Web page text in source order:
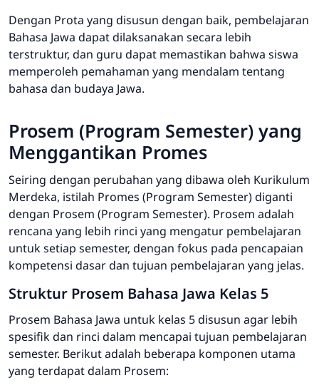
Dengan Prota yang disusun dengan baik, pembelajaran
Bahasa Jawa dapat dilaksanakan secara lebih
terstruktur, dan guru dapat memastikan bahwa siswa
memperoleh pemahaman yang mendalam tentang
bahasa dan budaya Jawa.
Prosem (Program Semester) yang
Menggantikan Promes
Seiring dengan perubahan yang dibawa oleh Kurikulum
Merdeka, istilah Promes (Program Semester) diganti
dengan Prosem (Program Semester). Prosem adalah
rencana yang lebih rinci yang mengatur pembelajaran
untuk setiap semester, dengan fokus pada pencapaian
kompetensi dasar dan tujuan pembelajaran yang jelas.
Struktur Prosem Bahasa Jawa Kelas 5
Prosem Bahasa Jawa untuk kelas 5 disusun agar lebih
spesifik dan rinci dalam mencapai tujuan pembelajaran
semester. Berikut adalah beberapa komponen utama
yang terdapat dalam Prosem: